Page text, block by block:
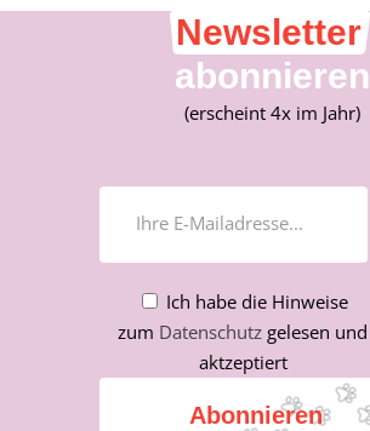
Newsletter
abonnieren
(erscheint 4x im Jahr)
Ich habe die Hinweise
zum Datenschutz gelesen und
aktzeptiert
Abonnieren